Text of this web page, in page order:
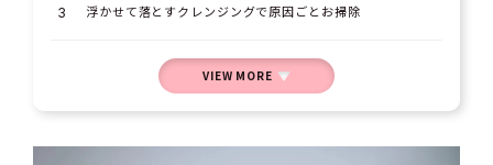
浮かせて落とすクレンジングで原因ごとお掃除
VIEW MORE